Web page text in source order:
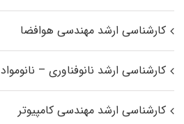
کارشناسی ارشد مهندسی هوافضا
کارشناسی ارشد نانوفناوری – نانومواد
کارشناسی ارشد مهندسی کامپیوتر